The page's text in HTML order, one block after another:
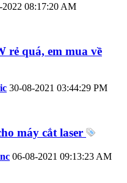
2022 08:17:20 AM
rẻ quá, em mua về
30-08-2021 03:44:29 PM
máy cắt laser
06-08-2021 09:13:23 AM